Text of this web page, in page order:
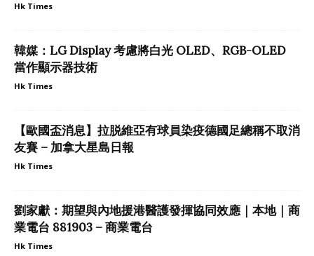
Hk Times
韓媒：LG Display 考慮將白光 OLED、RGB-OLED
當作顯示器技術
Hk Times
【歐國盃消息】拉脱維亞有球員染疫德國足總稱不取消
友賽 – 加拿大星島日報
Hk Times
劉家獻：期望與內地援港醫護發揮協同效應｜本地｜商
業電台 881903 – 商業電台
Hk Times